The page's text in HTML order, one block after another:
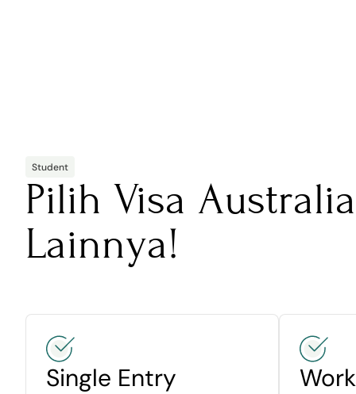
Student
Pilih Visa Australia
Lainnya!
Single Entry